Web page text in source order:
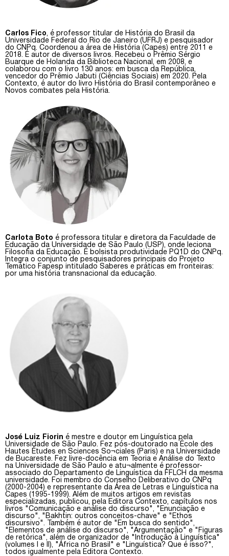
Carlos Fico, é professor titular de História do Brasil da
Universidade Federal do Rio de Janeiro (UFRJ) e pesquisador
do CNPq. Coordenou a área de História (Capes) entre 2011 e
2018. É autor de diversos livros. Recebeu o Prêmio Sérgio
Buarque de Holanda da Biblioteca Nacional, em 2008, e
colaborou com o livro 130 anos: em busca da República,
vencedor do Prêmio Jabuti (Ciências Sociais) em 2020. Pela
Contexto, é autor do livro História do Brasil contemporâneo e
Novos combates pela História.
Carlota Boto é professora titular e diretora da Faculdade de
Educação da Universidade de São Paulo (USP), onde leciona
Filosofia da Educação. É bolsista produtividade PQ1D do CNPq.
Integra o conjunto de pesquisadores principais do Projeto
Temático Fapesp intitulado Saberes e práticas em fronteiras:
por uma história transnacional da educação.
José Luiz Fiorin é mestre e doutor em Linguística pela
Universidade de São Paulo. Fez pós-doutorado na École des
Hautes Études en Sciences So¬ciales (Paris) e na Universidade
de Bucareste. Fez livre-docência em Teoria e Análise do Texto
na Universidade de São Paulo e atu¬almente é professor-
associado do Departamento de Linguística da FFLCH da mesma
universidade. Foi membro do Conselho Deliberativo do CNPq
(2000-2004) e representante da Área de Letras e Linguística na
Capes (1995-1999). Além de muitos artigos em revistas
especializadas, publicou, pela Editora Contexto, capí­tulos nos
livros "Comunicação e análise do discurso", "Enunciação e
discurso", "Bakhtin: outros conceitos-chave" e "Ethos
discursivo". Também é autor de "Em busca do sentido",
"Elementos de análise do discurso", "Argumentação" e "Figuras
de retórica", além de organizador de "Introdução à Linguística"
(volumes I e II), "África no Brasil" e "Linguística? Que é isso?",
todos igualmente pela Editora Contexto.